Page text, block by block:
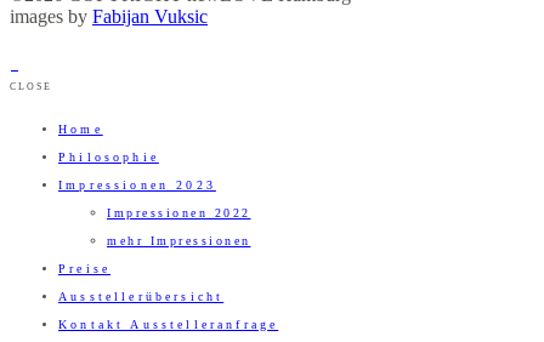
images by Fabijan Vuksic
CLOSE
Home
Philosophie
Impressionen 2023
Impressionen 2022
mehr Impressionen
Preise
Ausstellerübersicht
Kontakt Ausstelleranfrage